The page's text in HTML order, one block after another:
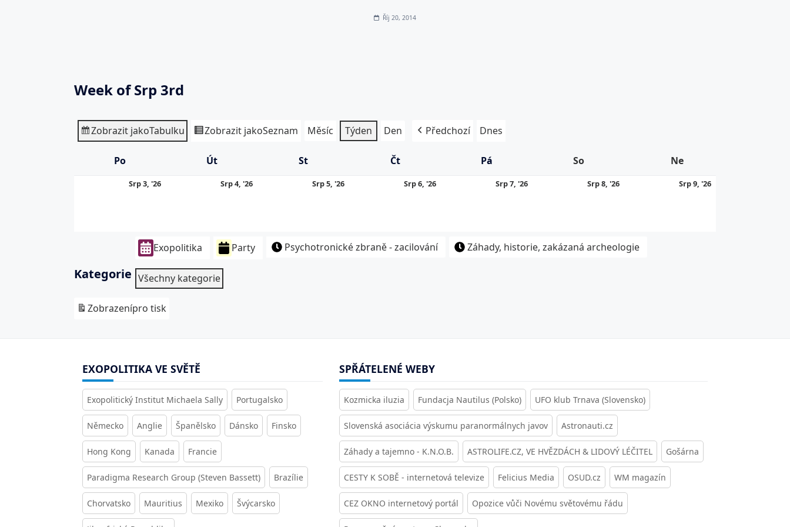
Říj 20, 2014
Week of Srp 3rd
Zobrazit jakoTabulku Zobrazit jakoSeznam Měsíc Týden Den Předchozí Dnes
Po ÚtÚterý St ČtČtvrtek Pá SoSobota Ne
Srp 3, '26 Srp 4, '26 Srp 5, '26 Srp 6, '26 Srp 7, '26 Srp 8, '26 Srp 9, '26
Kategorie
Exopolitika Party Psychotronické zbraně - zacilování Záhady, historie, zakázaná archeologie
Všechny kategorie
Zobrazenípro tisk
EXOPOLITIKA VE SVĚTĚ
Exopolitický Institut Michaela Sally Portugalsko
Německo Anglie Španělsko Dánsko Finsko
Hong Kong Kanada Francie
Paradigma Research Group (Steven Bassett) Brazílie
Chorvatsko Mauritius Mexiko Švýcarsko
SPŘÁTELENÉ WEBY
Kozmicka iluzia Fundacja Nautilus (Polsko) UFO klub Trnava (Slovensko)
Slovenská asociácia výskumu paranormálnych javov Astronauti.cz
Záhady a tajemno - K.N.O.B. ASTROLIFE.CZ, VE HVĚZDÁCH & LIDOVÝ LÉČITEL Gošárna
CESTY K SOBĚ - internetová televize Felicius Media OSUD.cz WM magazín
CEZ OKNO internetový portál Opozice vůči Novému světovému řádu